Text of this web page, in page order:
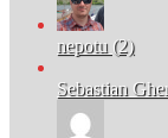
nepotu (2)
Sebastian